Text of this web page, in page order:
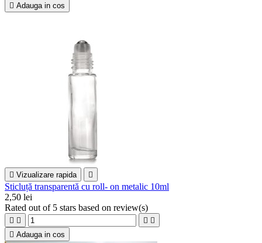
 Adauga in cos
 Vizualizare rapida 
Sticluță transparentă cu roll- on metalic 10ml
2,50 lei
Rated out of 5 stars based on review(s)
   
 Adauga in cos